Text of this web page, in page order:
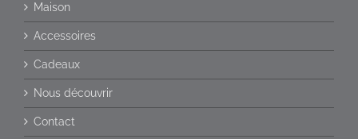
Maison
Accessoires
Cadeaux
Nous découvrir
Contact